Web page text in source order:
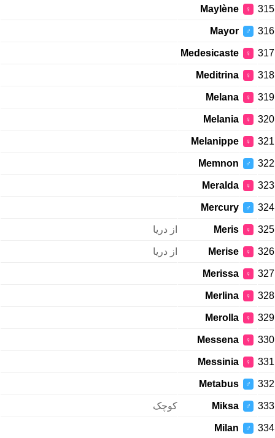
315
♀
Maylène
316
♂
Mayor
317
♀
Medesicaste
318
♀
Meditrina
319
♀
Melana
320
♀
Melania
321
♀
Melanippe
322
♂
Memnon
323
♀
Meralda
324
♂
Mercury
325
♀
Meris از دریا
326
♀
Merise از دریا
327
♀
Merissa
328
♀
Merlina
329
♀
Merolla
330
♀
Messena
331
♀
Messinia
332
♂
Metabus
333
♂
Miksa کوچک
334
♂
Milan